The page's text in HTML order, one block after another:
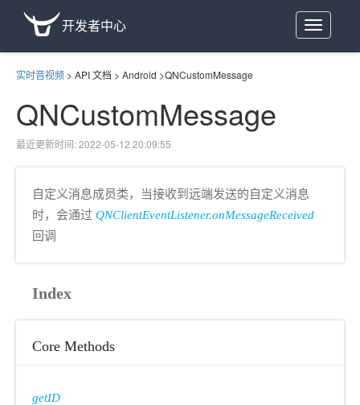
Toggle
navigation
开发者中心
实时音视频 > API 文档 > Android >QNCustomMessage
QNCustomMessage
最近更新时间: 2022-05-12 20:09:55
自定义消息成员类，当接收到远端发送的自定义消息
时，会通过 QNClientEventListener.onMessageReceived
回调
Index
Core Methods
getID